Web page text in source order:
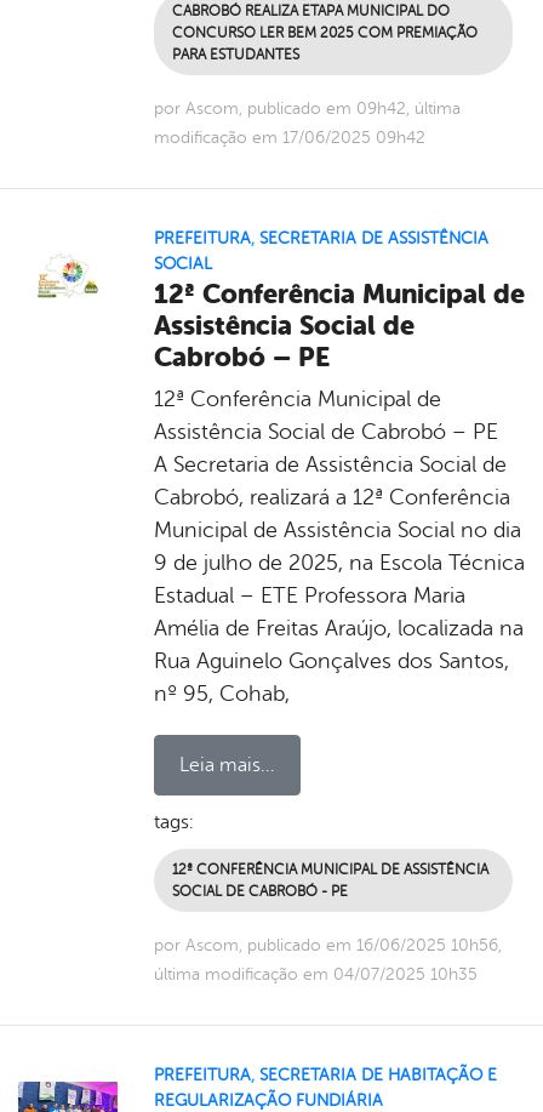
CABROBÓ REALIZA ETAPA MUNICIPAL DO
CONCURSO LER BEM 2025 COM PREMIAÇÃO
PARA ESTUDANTES
por Ascom, publicado em 09h42, última
modificação em 17/06/2025 09h42
PREFEITURA, SECRETARIA DE ASSISTÊNCIA
SOCIAL
12ª Conferência Municipal de
Assistência Social de
Cabrobó – PE
12ª Conferência Municipal de
Assistência Social de Cabrobó – PE
A Secretaria de Assistência Social de
Cabrobó, realizará a 12ª Conferência
Municipal de Assistência Social no dia
9 de julho de 2025, na Escola Técnica
Estadual – ETE Professora Maria
Amélia de Freitas Araújo, localizada na
Rua Aguinelo Gonçalves dos Santos,
nº 95, Cohab,
Leia mais...
tags:
12ª CONFERÊNCIA MUNICIPAL DE ASSISTÊNCIA
SOCIAL DE CABROBÓ - PE
por Ascom, publicado em 16/06/2025 10h56,
última modificação em 04/07/2025 10h35
PREFEITURA, SECRETARIA DE HABITAÇÃO E
REGULARIZAÇÃO FUNDIÁRIA